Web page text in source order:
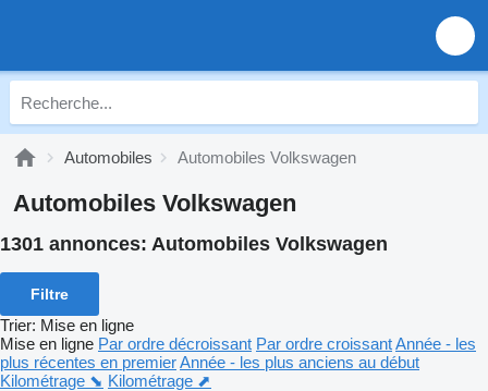
Automobiles Automobiles Volkswagen
Automobiles Volkswagen
1301 annonces: Automobiles Volkswagen
Filtre
Trier: Mise en ligne
Mise en ligne Par ordre décroissant Par ordre croissantAnnée - les
plus récentes en premierAnnée - les plus anciens au début
Kilométrage ⬊ Kilométrage ⬈